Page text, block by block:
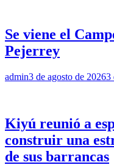
Se viene el
Pejerrey
admin3 de agosto de 20263
Kiyú reunió a
construir una
de sus barrancas